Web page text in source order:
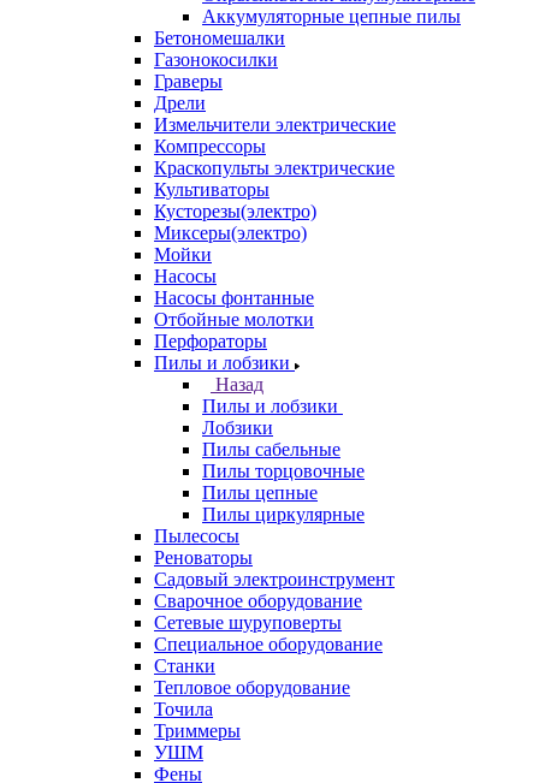
Аккумуляторные цепные пилы
Бетономешалки
Газонокосилки
Граверы
Дрели
Измельчители электрические
Компрессоры
Краскопульты электрические
Культиваторы
Кусторезы(электро)
Миксеры(электро)
Мойки
Насосы
Насосы фонтанные
Отбойные молотки
Перфораторы
Пилы и лобзики
Назад
Пилы и лобзики
Лобзики
Пилы сабельные
Пилы торцовочные
Пилы цепные
Пилы циркулярные
Пылесосы
Реноваторы
Садовый электроинструмент
Сварочное оборудование
Сетевые шуруповерты
Специальное оборудование
Станки
Тепловое оборудование
Точила
Триммеры
УШМ
Фены